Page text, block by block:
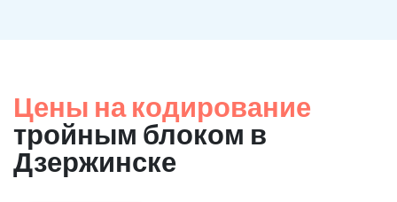
Цены на кодирование
тройным блоком в
Дзержинске